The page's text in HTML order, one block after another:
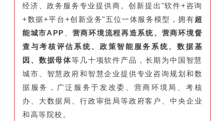
经济、政务服务专业提供商。创新提出"软件+咨询
+数据+平台+创新业务"五位一体服务模型，拥有超
能城市APP
营商环境流程再造系统、营商环境督
查与考核评估系统、政策智能服务系统、数据基
因、数据母体等几十项软件产品，长期为中国智慧
城市、智慧政府和智慧企业提供专业咨询规划和数
据服务，广泛服务于发改委、营商环境局、考核
办、大数据局、行政审批局等政府客户、中央企业
和高等院校。